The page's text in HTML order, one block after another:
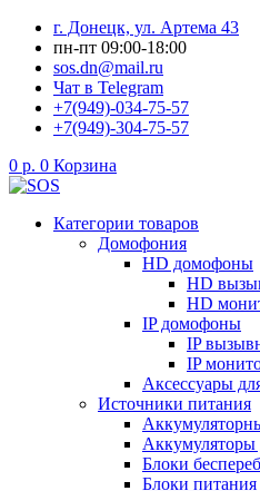
Перейти
содержимому
г. Донецк, ул. Артема 43
пн-пт 09:00-18:00
sos.dn@mail.ru
Чат в Telegram
+7(949)-034-75-57
+7(949)-304-75-57
0 р. 0 Корзина
Категории товаров
Домофония
HD домофоны
HD
HD
IP домофоны
IP
IP
Аксессуары
Источники питания
Блоки
Блоки питания